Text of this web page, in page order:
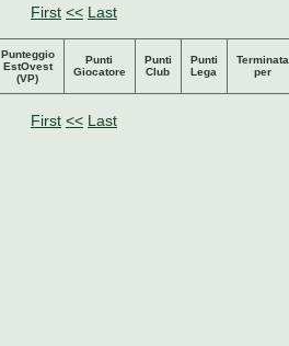
First << Last
Punteggio
EstOvest
(VP)
Punti
Giocatore
Punti
Club
Punti
Lega
Terminata
per
First << Last